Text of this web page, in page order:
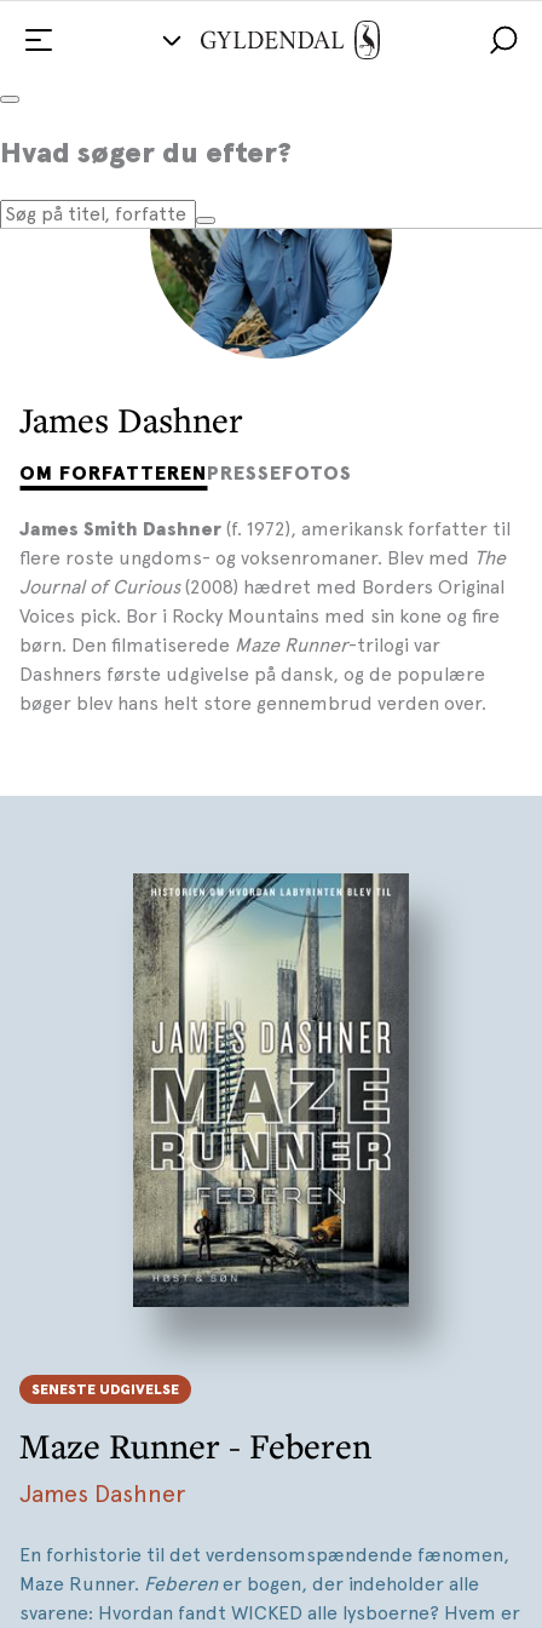
Hvad søger du efter?
James Dashner
OM FORFATTERENPRESSEFOTOS
James Smith Dashner (f. 1972), amerikansk forfatter til
flere roste ungdoms- og voksenromaner. Blev med The
Journal of Curious(2008) hædret med Borders Original
Voices pick. Bor i Rocky Mountains med sin kone og fire
børn. Den filmatiserede Maze Runner-trilogi var
Dashners første udgivelse på dansk, og de populære
bøger blev hans helt store gennembrud verden over.
SENESTE UDGIVELSE
Maze Runner - Feberen
James Dashner
En forhistorie til det verdensomspændende fænomen,
Maze Runner. Feberener bogen, der indeholder alle
svarene: Hvordan fandt WICKED alle lysboerne? Hvem er